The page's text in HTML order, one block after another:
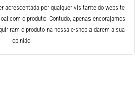
acrescentada por qualquer visitante do website
com o produto. Contudo, apenas encorajamos
o produto na nossa e-shop a darem a sua
opinião.